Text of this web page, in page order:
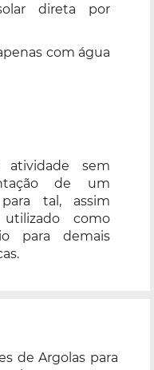
direta por
com água
atividade sem
de um
tal, assim
como
para demais
de Argolas para